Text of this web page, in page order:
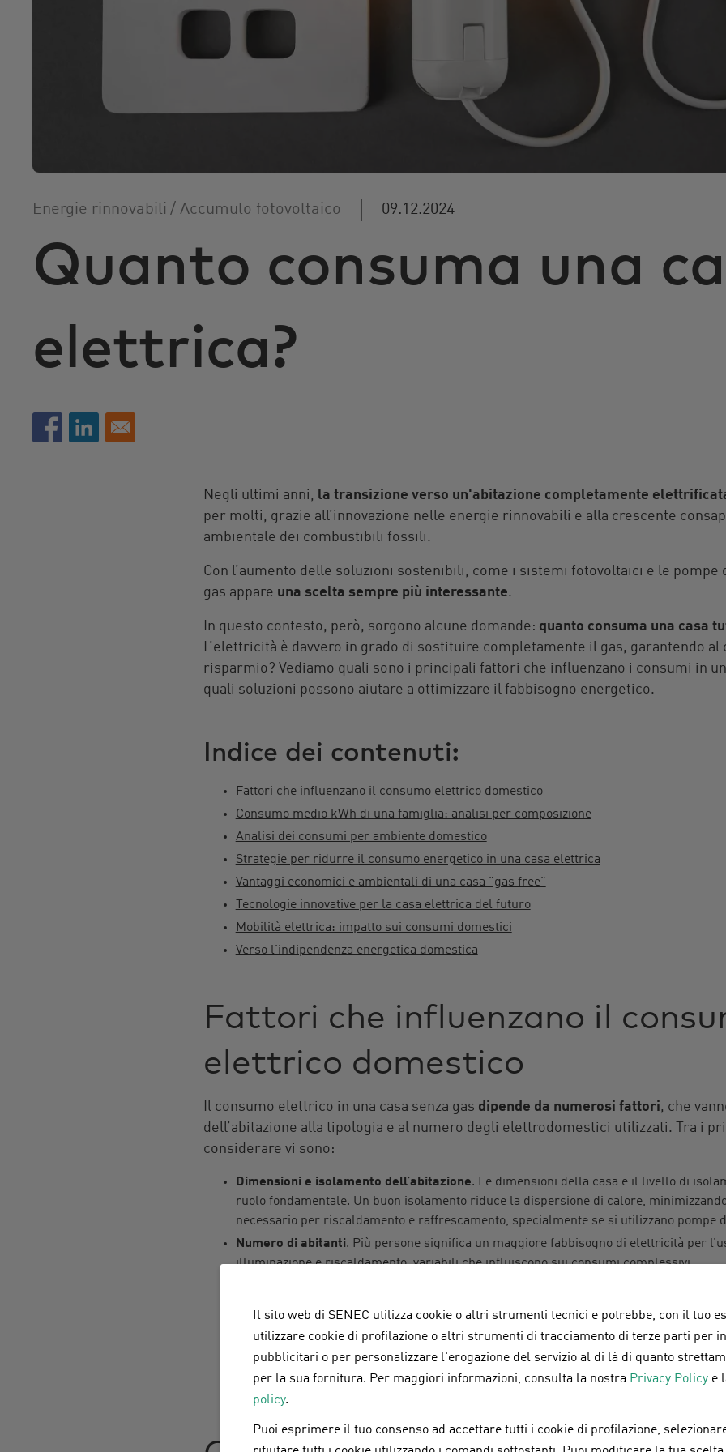
Il sito web di SENEC utilizza cookie o altri strumenti tecnici e potrebbe, con il tuo
utilizzare cookie di profilazione o altri strumenti di tracciamento di terze parti per
pubblicitari o per personalizzare l'erogazione del servizio al di là di quanto
per la sua fornitura. Per maggiori informazioni, consulta la nostra Privacy Policy e
policy.
Puoi esprimere il tuo consenso ad accettare tutti i cookie di profilazione,
Energie rinnovabili / Accumulo fotovoltaico 09.12.2024
Quanto consuma una
elettrica?
Negli ultimi anni, la transizione verso un'abitazione completamente
per molti, grazie all’innovazione nelle energie rinnovabili e alla crescente
ambientale dei combustibili fossili.
Con l’aumento delle soluzioni sostenibili, come i sistemi fotovoltaici e le pompe
gas appare una scelta sempre più interessante.
In questo contesto, però, sorgono alcune domande: quanto consuma una casa
L’elettricità è davvero in grado di sostituire completamente il gas, garantendo
risparmio? Vediamo quali sono i principali fattori che influenzano i consumi in
quali soluzioni possono aiutare a ottimizzare il fabbisogno energetico.
Indice dei contenuti:
Fattori che influenzano il consumo elettrico domestico
Consumo medio kWh di una famiglia: analisi per composizione
Analisi dei consumi per ambiente domestico
Strategie per ridurre il consumo energetico in una casa elettrica
Vantaggi economici e ambientali di una casa "gas free"
Tecnologie innovative per la casa elettrica del futuro
Mobilità elettrica: impatto sui consumi domestici
Verso l'indipendenza energetica domestica
Fattori che influenzano il
elettrico domestico
Il consumo elettrico in una casa senza gas dipende da numerosi fattori, che
dell’abitazione alla tipologia e al numero degli elettrodomestici utilizzati. Tra i
considerare vi sono:
Dimensioni e isolamento dell’abitazione. Le dimensioni della casa e il livello di
ruolo fondamentale. Un buon isolamento riduce la dispersione di calore,
necessario per riscaldamento e raffrescamento, specialmente se si utilizzano pompe
Numero di abitanti. Più persone significa un maggiore fabbisogno di elettricità per
illuminazione e riscaldamento, variabili che influiscono sui consumi complessivi.
una casa elettrica. L’uso di una pompa di calore, ad esempio, consente un elevato
combinata con un sistema di riscaldamento a pavimento o a soffitto.